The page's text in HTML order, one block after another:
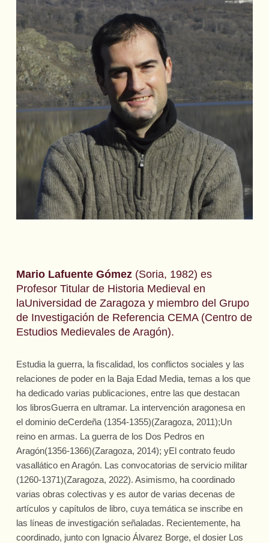
Mario Lafuente Gómez(Soria, 1982) es
Profesor Titular de Historia Medieval en
laUniversidad de Zaragoza y miembro del Grupo
de Investigación de Referencia CEMA (Centro de
Estudios Medievales de Aragón).
Estudia la guerra, la fiscalidad, los conflictos sociales y las
relaciones de poder en la Baja Edad Media, temas a los que
ha dedicado varias publicaciones, entre las que destacan
los librosGuerra en ultramar. La intervención aragonesa en
el dominio deCerdeña (1354-1355)(Zaragoza, 2011);Un
reino en armas. La guerra de los Dos Pedros en
Aragón(1356-1366)(Zaragoza, 2014); yEl contrato feudo
vasallático en Aragón. Las convocatorias de servicio militar
(1260-1371)(Zaragoza, 2022). Asimismo, ha coordinado
varias obras colectivas y es autor de varias decenas de
artículos y capítulos de libro, cuya temática se inscribe en
las líneas de investigación señaladas. Recientemente, ha
coordinado, junto con Ignacio Álvarez Borge, el dosier Los